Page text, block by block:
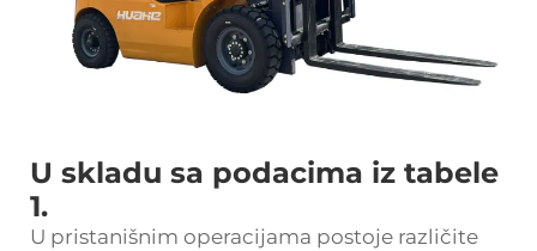
U skladu sa podacima iz tabele
1.
U pristanišnim operacijama postoje različite